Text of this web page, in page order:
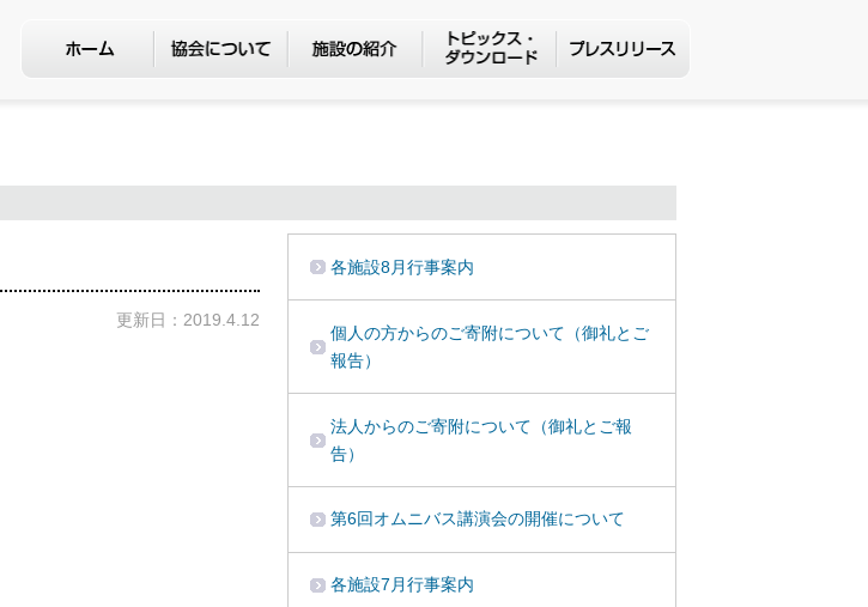
更新日：2019.4.12
各施設8月行事案内
個人の方からのご寄附について（御礼とご
報告）
法人からのご寄附について（御礼とご報
告）
第6回オムニバス講演会の開催について
各施設7月行事案内